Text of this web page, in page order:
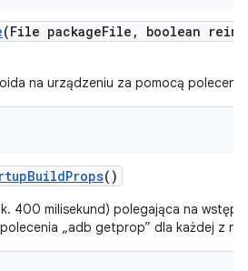
(File packageFile ,
boolean
na urządzeniu za pomocą
BuildProps()
400 milisekund) polegająca na
polecenia „adb getprop” dla każdej z